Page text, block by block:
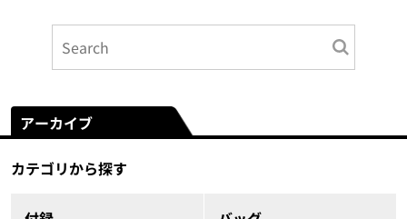
アーカイブ
カテゴリから探す